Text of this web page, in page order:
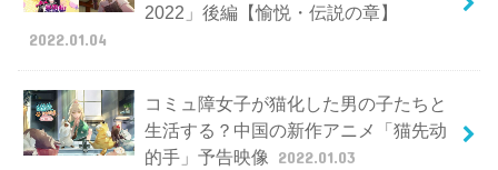
2022」後編【愉悦・伝説の章】
2022.01.04
コミュ障女子が猫化した男の子たちと
生活する？中国の新作アニメ「猫先动
的手」予告映像
2022.01.03